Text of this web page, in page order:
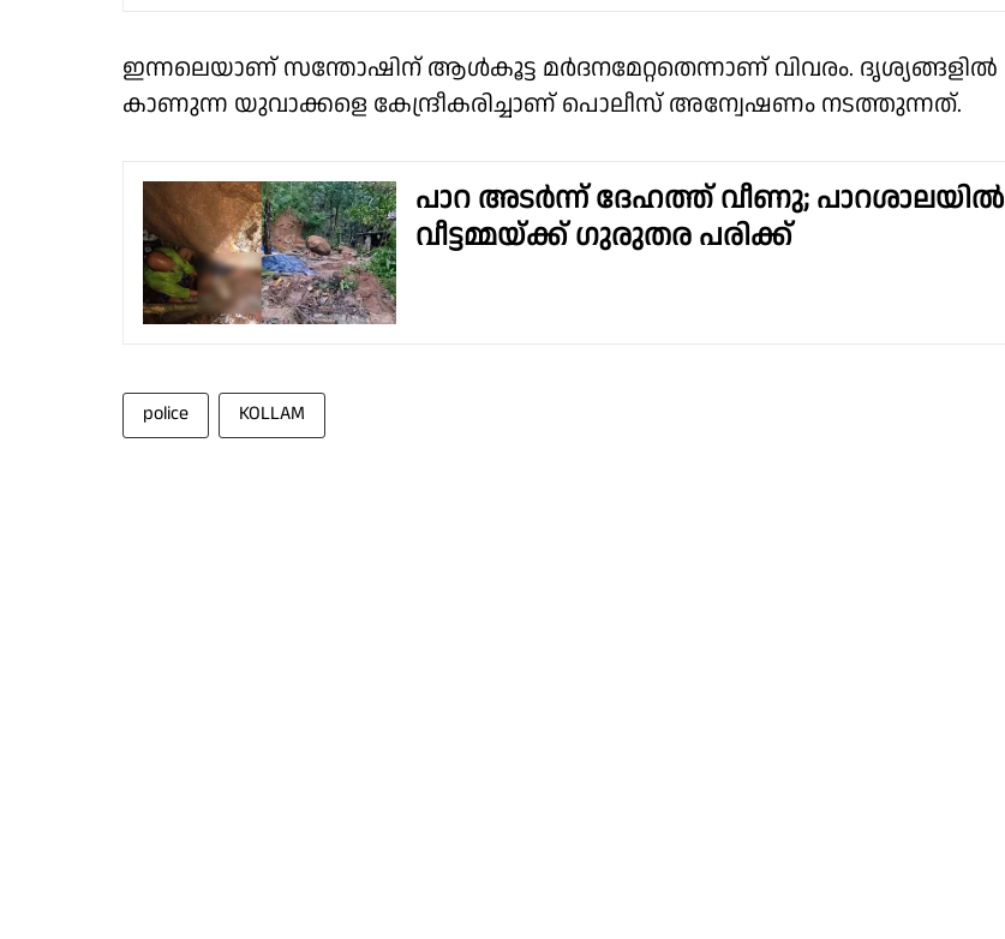
ഇന്നലെയാണ് സന്തോഷിന് ആൾകൂട്ട മർദനമേറ്റതെന്നാണ് വിവരം. ദൃശ്യങ്ങളിൽ
കാണുന്ന യുവാക്കളെ കേന്ദ്രീകരിച്ചാണ് പൊലീസ് അന്വേഷണം നടത്തുന്നത്.
പാറ അടര്‍ന്ന് ദേഹത്ത് വീണു; പാറശാലയിൽ
വീട്ടമ്മയ്ക്ക് ​ഗു​രുതര പരിക്ക്
police KOLLAM